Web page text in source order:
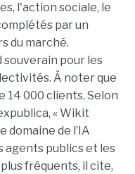
l'action sociale, le
par un
du marché.
souverain pour les
À noter que
14 000 clients. Selon
« Wikit
de l’IA
agents publics et les
plus fréquents, il cite,